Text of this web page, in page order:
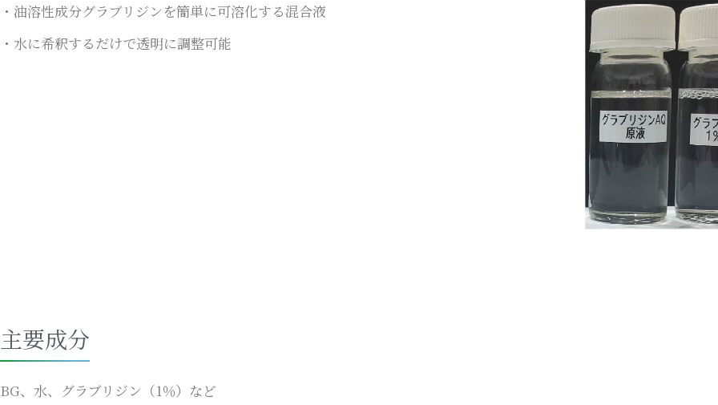
油溶性成分グラブリジンを簡単に可溶化する混合液
水に希釈するだけで透明に調整可能
主要成分
BG、水、グラブリジン（1％）など